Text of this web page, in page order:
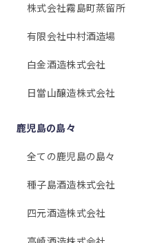
株式会社霧島町蒸留所
有限会社中村酒造場
白金酒造株式会社
日當山醸造株式会社
鹿児島の島々
全ての鹿児島の島々
種子島酒造株式会社
四元酒造株式会社